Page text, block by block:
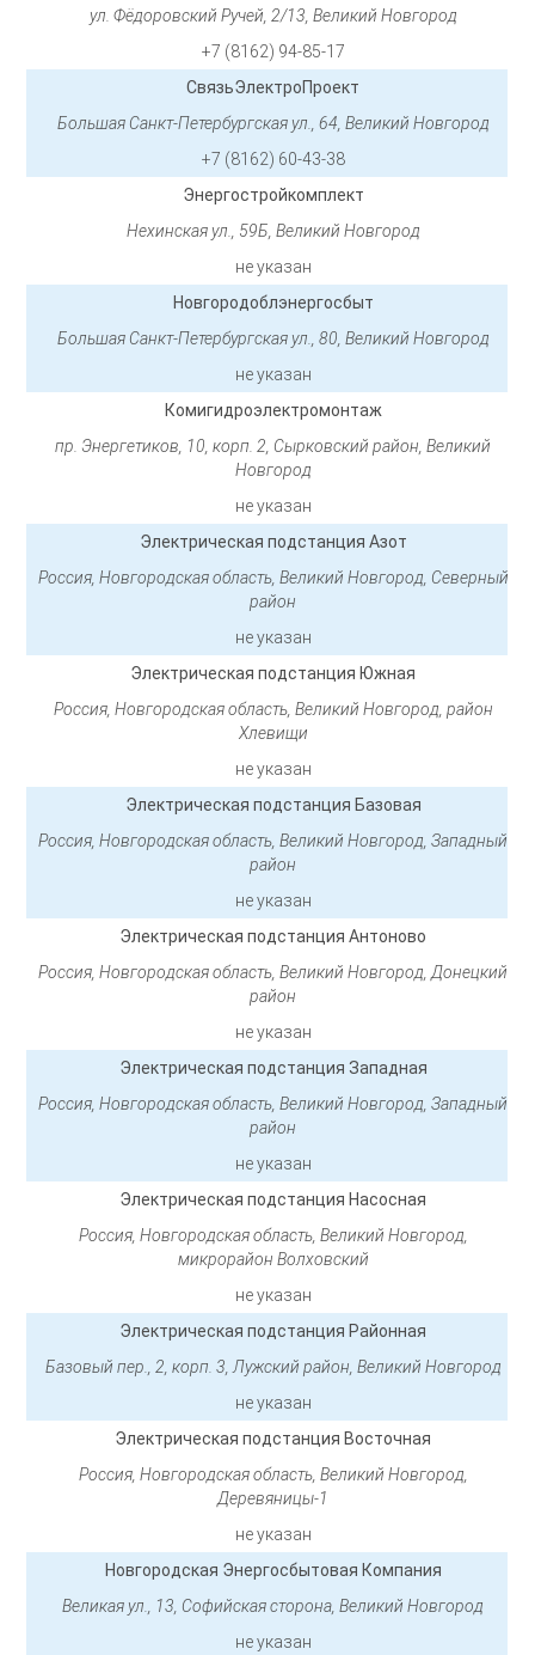
ул. Фёдоровский Ручей, 2/13, Великий Новгород
+7 (8162) 94-85-17
СвязьЭлектроПроект
Большая Санкт-Петербургская ул., 64, Великий Новгород
+7 (8162) 60-43-38
Энергостройкомплект
Нехинская ул., 59Б, Великий Новгород
не указан
Новгородоблэнергосбыт
Большая Санкт-Петербургская ул., 80, Великий Новгород
не указан
Комигидроэлектромонтаж
пр. Энергетиков, 10, корп. 2, Сырковский район, Великий
Новгород
не указан
Электрическая подстанция Азот
Россия, Новгородская область, Великий Новгород, Северный
район
не указан
Электрическая подстанция Южная
Россия, Новгородская область, Великий Новгород, район
Хлевищи
не указан
Электрическая подстанция Базовая
Россия, Новгородская область, Великий Новгород, Западный
район
не указан
Электрическая подстанция Антоново
Россия, Новгородская область, Великий Новгород, Донецкий
район
не указан
Электрическая подстанция Западная
Россия, Новгородская область, Великий Новгород, Западный
район
не указан
Электрическая подстанция Насосная
Россия, Новгородская область, Великий Новгород,
микрорайон Волховский
не указан
Электрическая подстанция Районная
Базовый пер., 2, корп. 3, Лужский район, Великий Новгород
не указан
Электрическая подстанция Восточная
Россия, Новгородская область, Великий Новгород,
Деревяницы-1
не указан
Новгородская Энергосбытовая Компания
Великая ул., 13, Софийская сторона, Великий Новгород
не указан